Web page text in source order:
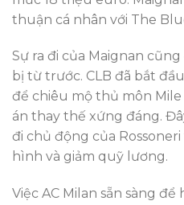
thuận cá nhân với The
Sự ra đi của Maignan
bị từ trước. CLB đã bắt
để chiêu mộ thủ môn
án thay thế xứng đáng.
đi chủ động của
hình và giảm quỹ lương.
Việc AC Milan sẵn sàng